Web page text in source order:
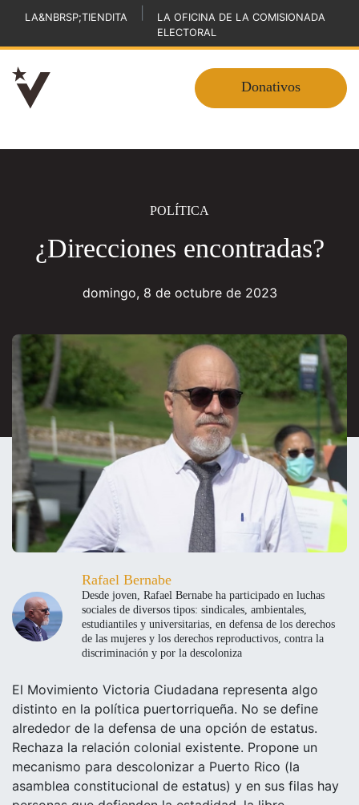
LA&NBRSP;TIENDITA
LA OFICINA DE LA COMISIONADA
ELECTORAL
Donativos
POLÍTICA
¿Direcciones encontradas?
domingo, 8 de octubre de 2023
Rafael Bernabe
Desde joven, Rafael Bernabe ha participado en luchas
sociales de diversos tipos: sindicales, ambientales,
estudiantiles y universitarias, en defensa de los derechos
de las mujeres y los derechos reproductivos, contra la
discriminación y por la descoloniza
El Movimiento Victoria Ciudadana representa algo
distinto en la política puertorriqueña. No se define
alrededor de la defensa de una opción de estatus.
Rechaza la relación colonial existente. Propone un
mecanismo para descolonizar a Puerto Rico (la
asamblea constitucional de estatus) y en sus filas hay